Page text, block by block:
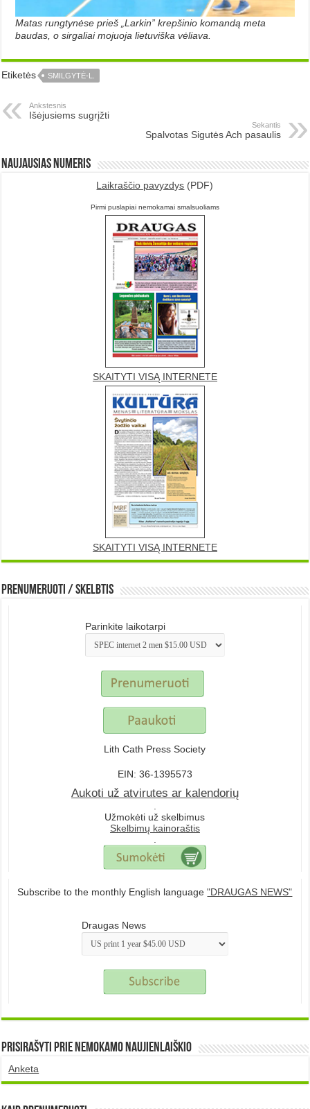
Matas rungtynėse prieš „Larkin” krepšinio komandą meta
baudas, o sirgaliai mojuoja lietuviška vėliava.
Etiketės SMILGYTĖ-L.
Ankstesnis
Išėjusiems sugrįžti
Sekantis
Spalvotas Sigutės Ach pasaulis
Naujausias numeris
Laikraščio pavyzdys (PDF)
Pirmi puslapiai nemokamai smalsuoliams
SKAITYTI VISĄ INTERNETE
SKAITYTI VISĄ INTERNETE
Prenumeruoti / Skelbtis
Parinkite laikotarpi
Lith Cath Press Society
EIN: 36-1395573
Aukoti už atvirutes ar kalendorių
Užmokėti už skelbimus
Skelbimų kainoraštis
Subscribe to the monthly English language"DRAUGAS NEWS"
Draugas News
Prisirašyti prie nemokamo naujienlaiškio
Anketa